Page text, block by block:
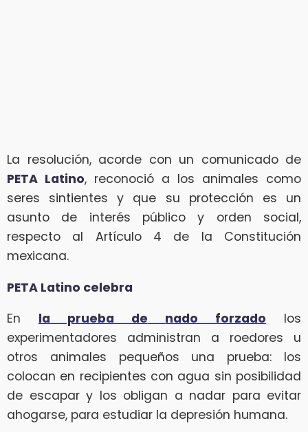
La resolución, acorde con un comunicado de
PETA Latino, reconoció a los animales como
seres sintientes y que su protección es un
asunto de interés público y orden social,
respecto al Artículo 4 de la Constitución
mexicana.
PETA Latino celebra
En la prueba de nado forzado los
experimentadores administran a roedores u
otros animales pequeños una prueba: los
colocan en recipientes con agua sin posibilidad
de escapar y los obligan a nadar para evitar
ahogarse, para estudiar la depresión humana.